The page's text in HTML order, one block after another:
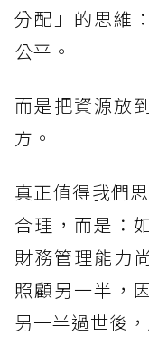
分配」的思維
公平。
而是把資源放
方。
真正值得我們
合理，而是：
財務管理能力
照顧另一半，
另一半過世後